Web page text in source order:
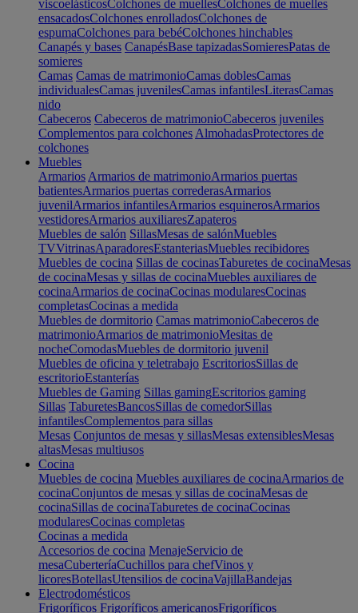
viscoelásticosColchones de muellesColchones de muelles
ensacadosColchones enrolladosColchones de
espumaColchones para bebéColchones hinchables
Canapés y bases CanapésBase tapizadasSomieresPatas de
somieres
Camas Camas de matrimonioCamas doblesCamas
individualesCamas juvenilesCamas infantilesLiterasCamas
nido
Cabeceros Cabeceros de matrimonioCabeceros juveniles
Complementos para colchones AlmohadasProtectores de
colchones
Muebles
Armarios Armarios de matrimonioArmarios puertas
batientesArmarios puertas correderasArmarios
juvenilArmarios infantilesArmarios esquinerosArmarios
vestidoresArmarios auxiliaresZapateros
Muebles de salón SillasMesas de salónMuebles
TVVitrinasAparadoresEstanteriasMuebles recibidores
Muebles de cocina Sillas de cocinasTaburetes de cocinaMesas
de cocinaMesas y sillas de cocinaMuebles auxiliares de
cocinaArmarios de cocinaCocinas modularesCocinas
completasCocinas a medida
Muebles de dormitorio Camas matrimonioCabeceros de
matrimonioArmarios de matrimonioMesitas de
nocheComodasMuebles de dormitorio juvenil
Muebles de oficina y teletrabajo EscritoriosSillas de
escritorioEstanterías
Muebles de Gaming Sillas gamingEscritorios gaming
Sillas TaburetesBancosSillas de comedorSillas
infantilesComplementos para sillas
Mesas Conjuntos de mesas y sillasMesas extensiblesMesas
altasMesas multiusos
Cocina
Muebles de cocina Muebles auxiliares de cocinaArmarios de
cocinaConjuntos de mesas y sillas de cocinaMesas de
cocinaSillas de cocinaTaburetes de cocinaCocinas
modularesCocinas completas
Cocinas a medida
Accesorios de cocina MenajeServicio de
mesaCuberteríaCuchillos para chefVinos y
licoresBotellasUtensilios de cocinaVajillaBandejas
Electrodomésticos
Frigoríficos Frigoríficos americanosFrigoríficos